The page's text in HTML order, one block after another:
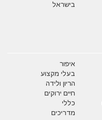
בישראל
איפור
בעלי מקצוע
הריון ולידה
חיים ירוקים
כללי
מדריכים